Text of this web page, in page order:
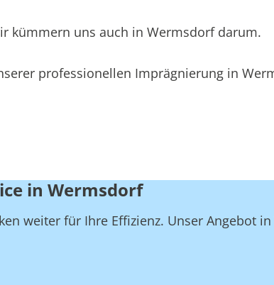
kümmern uns auch in Wermsdorf darum.
professionellen Imprägnierung in
in Wermsdorf
weiter für Ihre Effizienz. Unser Angebot